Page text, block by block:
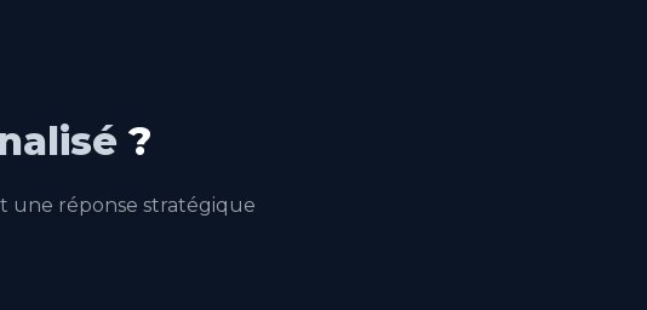
?
une réponse stratégique